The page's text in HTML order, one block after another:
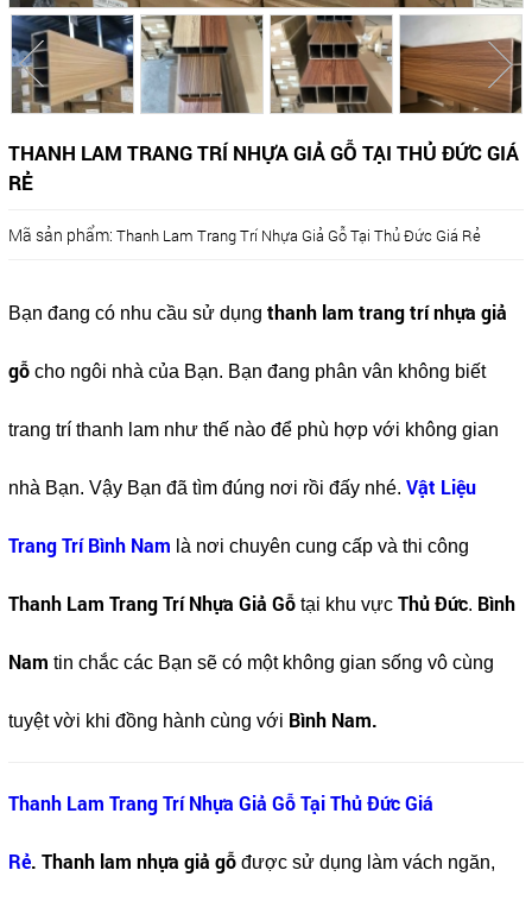
THANH LAM TRANG TRÍ NHỰA GIẢ GỖ TẠI THỦ ĐỨC GIÁ
RẺ
Mã sản phẩm: Thanh Lam Trang Trí Nhựa Giả Gỗ Tại Thủ Đức Giá Rẻ
Bạn đang có nhu cầu sử dụng thanh lam trang trí nhựa giả
gỗcho ngôi nhà của Bạn. Bạn đang phân vân không biết
trang trí thanh lam như thế nào để phù hợp với không gian
nhà Bạn. Vậy Bạn đã tìm đúng nơi rồi đấy nhé. Vật Liệu
Trang Trí Bình Nam là nơi chuyên cung cấp và thi công
Thanh Lam Trang Trí Nhựa Giả Gỗtại khu vực Thủ Đức. Bình
Nam tin chắc các Bạn sẽ có một không gian sống vô cùng
tuyệt vời khi đồng hành cùng với Bình Nam.
Thanh Lam Trang Trí Nhựa Giả Gỗ Tại Thủ Đức Giá
Rẻ. Thanh lam nhựa giả gỗđược sử dụng làm vách ngăn,